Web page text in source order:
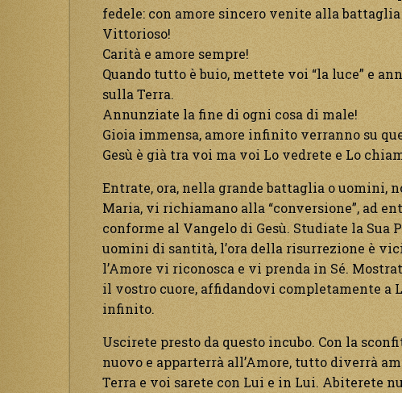
fedele: con amore sincero venite alla
Vittorioso!
Carità e amore sempre!
Quando tutto è buio, mettete voi “la luce” e
sulla Terra.
Annunziate la fine di ogni cosa di male!
Gioia immensa, amore infinito verranno su
Gesù è già tra voi ma voi Lo vedrete e Lo
Entrate, ora, nella grande battaglia o uomini,
Maria, vi richiamano alla “conversione”, ad
conforme al Vangelo di Gesù. Studiate la
uomini di santità, l’ora della risurrezione è
l’Amore vi riconosca e vi prenda in Sé.
il vostro cuore, affidandovi completamente a
infinito.
Uscirete presto da questo incubo. Con la
nuovo e apparterrà all’Amore, tutto diverrà
Terra e voi sarete con Lui e in Lui. Abiterete